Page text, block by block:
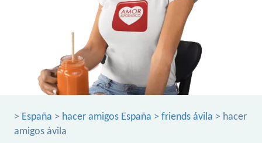
> España > hacer amigos España > friends ávila > hacer
amigos ávila